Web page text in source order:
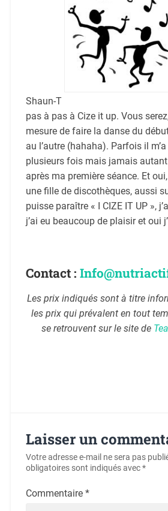
Shaun-T
pas à pas à Cize it up. Vous
mesure de faire la danse du
au l’autre (hahaha). Parfois il
plusieurs fois mais jamais
après ma première séance. Et
une fille de discothèques, aussi
puisse paraître « I CIZE IT UP »,
j’ai eu beaucoup de plaisir et oui
Contact :
Les prix indiqués sont à titre
les prix qui prévalent en tout
se retrouvent sur le site de
Laisser un
Votre adresse e-mail ne sera pas
obligatoires sont indiqués avec*
Commentaire *